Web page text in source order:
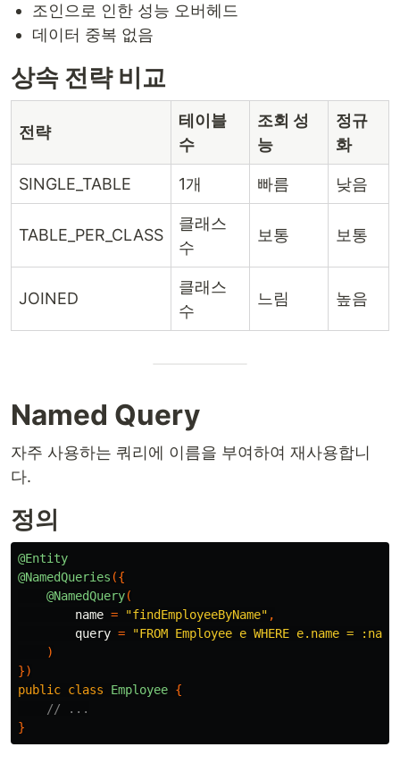
조인으로 인한 성능 오버헤드
데이터 중복 없음
상속 전략 비교
전략
테이블
수
조회 성
능
정규
화
SINGLE_TABLE 1개 빠름 낮음
TABLE_PER_CLASS
클래스
수
보통 보통
JOINED
클래스
수
느림 높음
Named Query
자주 사용하는 쿼리에 이름을 부여하여 재사용합니
다.
정의
@Entity
@NamedQueries ({
@NamedQuery(
name = "findEmployeeByName" ,
query =
"FROM Employee e WHERE e.name =
)
})
public class Employee {
// ...
}